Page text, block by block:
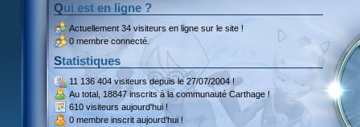
Qui est en ligne ?
Actuellement 34 visiteurs en ligne sur le site !
0 membre connecté.
Statistiques
11 136 404 visiteursdepuis le 27/07/2004 !
Au total, 18847 inscritsà la communauté Carthage !
610 visiteurs aujourd'hui !
0 membre inscrit aujourd'hui !